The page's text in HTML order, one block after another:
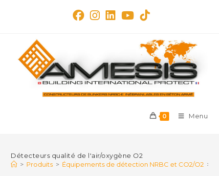
0 Menu
Détecteurs qualité de l'air/oxygène O2
> Produits > Équipements de détection NRBC et CO2/O2 >